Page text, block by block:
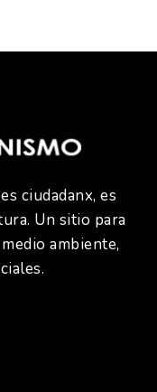
ciudadanx, es
Un sitio para
ambiente,